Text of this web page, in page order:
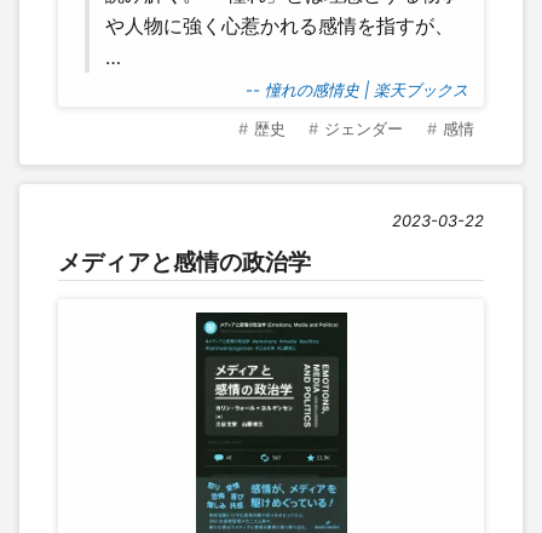
や人物に強く心惹かれる感情を指すが、
…
-- 憧れの感情史 | 楽天ブックス
歴史 ジェンダー 感情
2023-03-22
メディアと感情の政治学